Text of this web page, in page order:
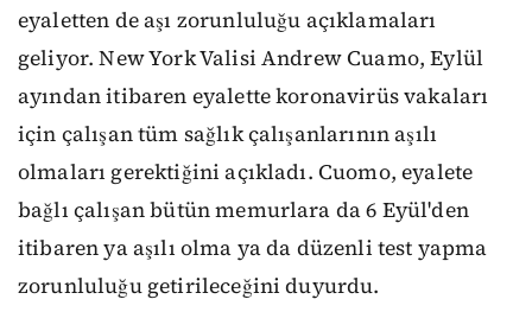
eyaletten de aşı zorunluluğu açıklamaları
geliyor. New York Valisi Andrew Cuamo, Eylül
ayından itibaren eyalette koronavirüs vakaları
için çalışan tüm sağlık çalışanlarının aşılı
olmaları gerektiğini açıkladı. Cuomo, eyalete
bağlı çalışan bütün memurlara da 6 Eyül'den
itibaren ya aşılı olma ya da düzenli test yapma
zorunluluğu getirileceğini duyurdu.